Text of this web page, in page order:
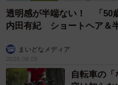
透明感が半端ない！ 「50
内田有紀 ショートヘア＆
まいどなメディア
2026.08.05
自転車の